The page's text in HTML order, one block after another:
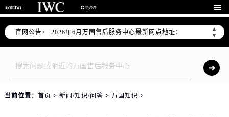

官网公告>
▲
▼
2026年6月万国上海市售后服务网络优化升级公告
2026年6月上海市万国官方售后客户服务热线：400-992-7093
2026年6月万国售后服务中心最新网点地址：
上海市徐汇区虹桥路3号港汇中心写字楼2座37层3705室（需提前预约）
当前位置： 首页 > 新闻/知识/问答 > 万国知识 >